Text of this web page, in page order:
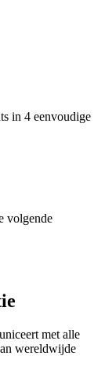
in 4 eenvoudige
volgende
met alle
wereldwijde